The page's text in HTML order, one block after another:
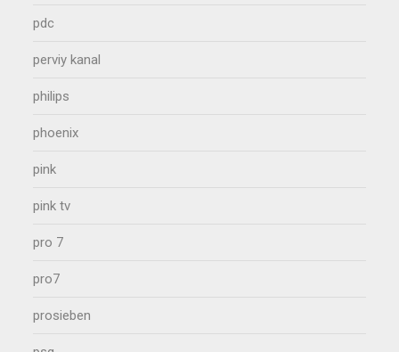
pdc
perviy kanal
philips
phoenix
pink
pink tv
pro 7
pro7
prosieben